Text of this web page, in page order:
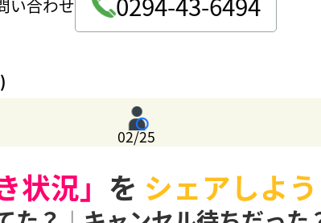
い合わせ
02/25
状況」 を シェアしよ